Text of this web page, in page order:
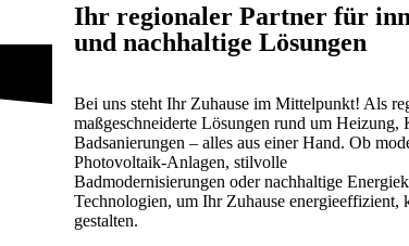
Ihr regionaler Partner für
und nachhaltige Lösungen
Bei uns steht Ihr Zuhause im Mittelpunkt! Als
maßgeschneiderte Lösungen rund um
Badsanierungen – alles aus einer Hand. Ob
Photovoltaik-Anlagen, stilvolle
Badmodernisierungen oder nachhaltige
Technologien, um Ihr Zuhause
gestalten.